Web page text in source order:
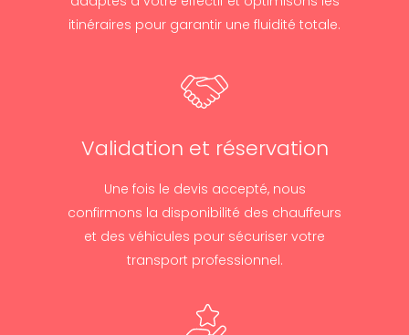
itinéraires pour garantir une fluidité totale.
Validation et réservation
Une fois le devis accepté, nous
confirmons la disponibilité des chauffeurs
et des véhicules pour sécuriser votre
transport professionnel.